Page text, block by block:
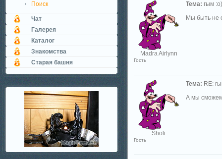
Поиск
Чат
Галерея
Каталог
Знакомства
Старая башня
Madra Airlynn
Гость
Тема: гым :о)
Мы быть не
Sholi
Гость
Тема: RE:
А мы